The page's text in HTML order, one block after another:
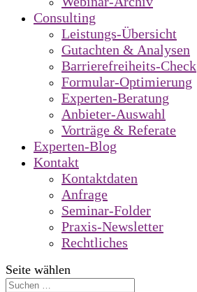
Consulting
Leistungs-Übersicht
Gutachten & Analysen
Barrierefreiheits-Check
Formular-Optimierung
Experten-Beratung
Anbieter-Auswahl
Vorträge & Referate
Experten-Blog
Kontakt
Kontaktdaten
Anfrage
Seminar-Folder
Praxis-Newsletter
Rechtliches
Seite wählen